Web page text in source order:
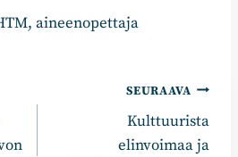
aineenopettaja
SEURAAVA
Kulttuurista
elinvoimaa ja